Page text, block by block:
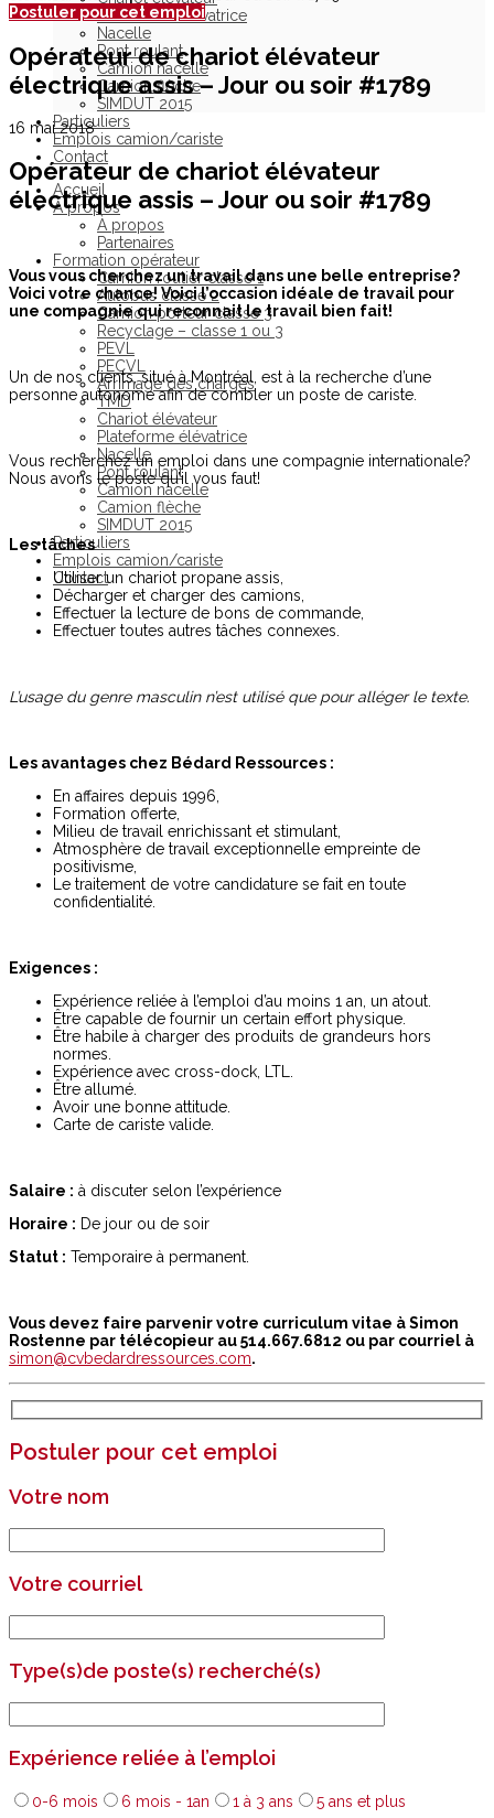
Plateforme élévatrice
Nacelle
Pont roulant
Camion nacelle
Camion flèche
SIMDUT 2015
Particuliers
Emplois camion/cariste
Contact
Accueil
À propos
À propos
Partenaires
Formation opérateur
Camion routier classe 1
Autobus classe 2
Camion porteur classe 3
Recyclage – classe 1 ou 3
PEVL
PECVL
Arrimage des charges
TMD
Chariot élévateur
Plateforme élévatrice
Nacelle
Pont roulant
Camion nacelle
Camion flèche
SIMDUT 2015
Particuliers
Emplois camion/cariste
Contact
Postuler pour cet emploi
Opérateur de chariot élévateur
électrique assis – Jour ou soir #1789
16 mai 2018
Opérateur de chariot élévateur
électrique assis – Jour ou soir #1789
Vous vous cherchez un travail dans une belle entreprise?
Voici votre chance! Voici l’occasion idéale de travail pour
une compagnie qui reconnait le travail bien fait!
Un de nos clients, situé à Montréal, est à la recherche d’une
personne autonome afin de combler un poste de cariste.
Vous recherchez un emploi dans une compagnie internationale?
Nous avons le poste qu’il vous faut!
Les tâches
Utiliser un chariot propane assis,
Décharger et charger des camions,
Effectuer la lecture de bons de commande,
Effectuer toutes autres tâches connexes.
L’usage du genre masculin n’est utilisé que pour alléger le texte.
Les avantages chez Bédard Ressources :
En affaires depuis 1996,
Formation offerte,
Milieu de travail enrichissant et stimulant,
Atmosphère de travail exceptionnelle empreinte de
positivisme,
Le traitement de votre candidature se fait en toute
confidentialité.
Exigences :
Expérience reliée à l’emploi d’au moins 1 an, un atout.
Être capable de fournir un certain effort physique.
Être habile à charger des produits de grandeurs hors
normes.
Expérience avec cross-dock, LTL.
Être allumé.
Avoir une bonne attitude.
Carte de cariste valide.
Salaire : à discuter selon l’expérience
Horaire : De jour ou de soir
Statut : Temporaire à permanent.
Vous devez faire parvenir votre curriculum vitae à Simon
Rostenne par télécopieur au 514.667.6812 ou par courriel à
simon@cvbedardressources.com.
Postuler pour cet emploi
Votre nom
Votre courriel
Type(s)de poste(s) recherché(s)
Expérience reliée à l’emploi
0-6 mois 6 mois - 1an 1 à 3 ans 5 ans et plus